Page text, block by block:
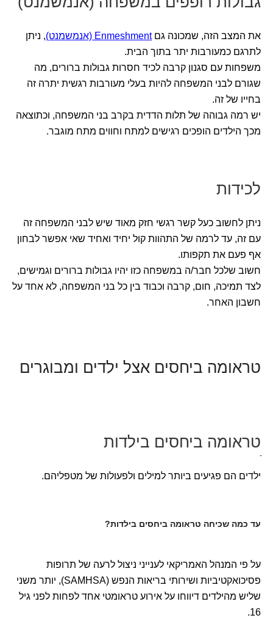
את המצב הזה, שמכונה גםEnmeshment (אנמשמנט)
, ניתן
לתרגם כמעורבות יתר בתוך הבית.
משפחות עם סגנון קרבה לכיד חסרות גבולות ברורים, מה
שגורם לבני המשפחה להיות בעלי מעורבות רגשית יתרה זה
בחייו של זה.
יש רמה גבוהה של תלות הדדית בקרב בני המשפחה, וכתוצאה
מכך הילדים הופכים רגישים למתח וחווים מתח מוגבר.
לכידות
ניתן לחשוב כעל קשר רגשי חזק מאוד שיש לבני המשפחה זה
עם זה, עד לרמה של התהוות קול יחיד ואחיד שאי אפשר לבחון
אף פעם את תקפותו.
חשוב שלכל חבר/ה במשפחה כזו יהיו גבולות ברורים וגמישים,
לצד תמיכה, חום, קרבה וכבוד בין כל בני המשפחה, לא אחד על
חשבון האחר.
טראומה ביחסים אצל ילדים ומבוגרים
טראומה ביחסים בילדות
ילדים הם פגיעים ביותר למילים ולפעולות של מטפליהם.
עד כמה שכיחה טראומה ביחסים בילדות?
על פי המנהל האמריקאי לענייני ניצול לרעה של תרופות
פסיכואקטיביות ושירותי בריאות הנפש (SAMHSA), יותר משני
שליש מהילדים דיווחו על אירוע טראומטי אחד לפחות לפני גיל
16.